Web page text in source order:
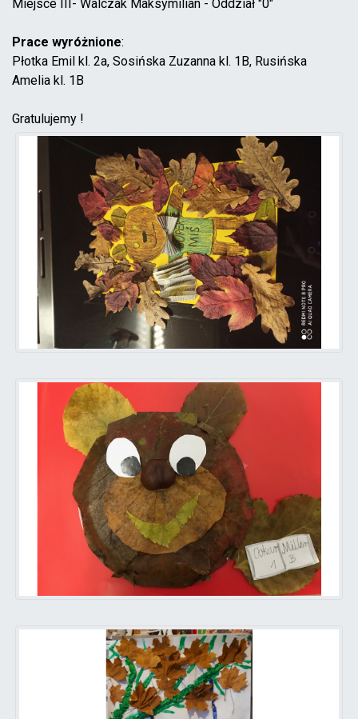
Miejsce III- Walczak Maksymilian - Oddział "0"
Prace wyróżnione:
Płotka Emil kl. 2a, Sosińska Zuzanna kl. 1B, Rusińska
Amelia kl. 1B
Gratulujemy !